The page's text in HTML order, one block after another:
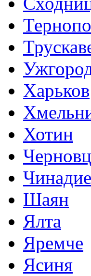
Харьков
Хотин
Шаян
Ялта
Яремче
Ясиня